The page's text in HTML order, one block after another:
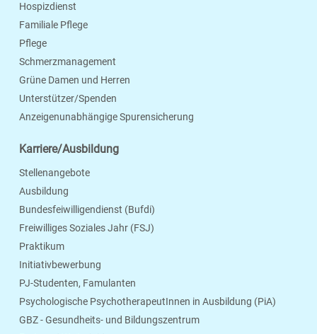
Hospizdienst
Familiale Pflege
Pflege
Schmerzmanagement
Grüne Damen und Herren
Unterstützer/Spenden
Anzeigenunabhängige Spurensicherung
Karriere/Ausbildung
Stellenangebote
Ausbildung
Bundesfeiwilligendienst (Bufdi)
Freiwilliges Soziales Jahr (FSJ)
Praktikum
Initiativbewerbung
PJ-Studenten, Famulanten
Psychologische PsychotherapeutInnen in Ausbildung (PiA)
GBZ - Gesundheits- und Bildungszentrum